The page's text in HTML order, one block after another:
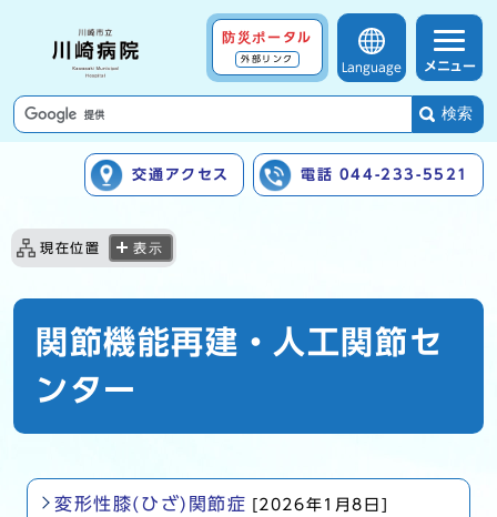
防災ポータル
外部リンク
Language メニュー
検索
交通アクセス 電話 044-233-5521
現在位置 表示
関節機能再建・人工関節セ
ンター
変形性膝(ひざ)関節症 [2026年1月8日]